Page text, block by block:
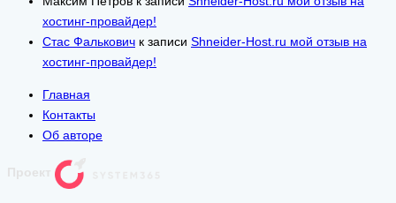
хостинг-провайдер!
Стас Фалькович к записи Shneider-Host.ru мой отзыв на
хостинг-провайдер!
Главная
Контакты
Об авторе
Проект